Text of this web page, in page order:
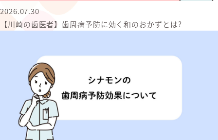
2026.07.30
【川崎の歯医者】歯周病予防に効く和のおかずとは?